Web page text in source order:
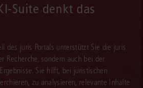
Suite denkt das
des juris Portals unterstützt Sie die juris
Recherche, sondern auch bei der
Sie hilft, bei juristischen
zu analysieren, relevante Inhalte